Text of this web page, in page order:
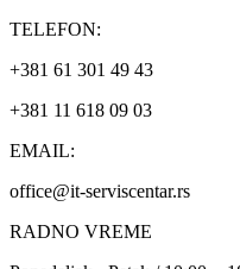
TELEFON:
+381 61 301 49 43
+381 11 618 09 03
EMAIL:
office@it-serviscentar.rs
RADNO VREME